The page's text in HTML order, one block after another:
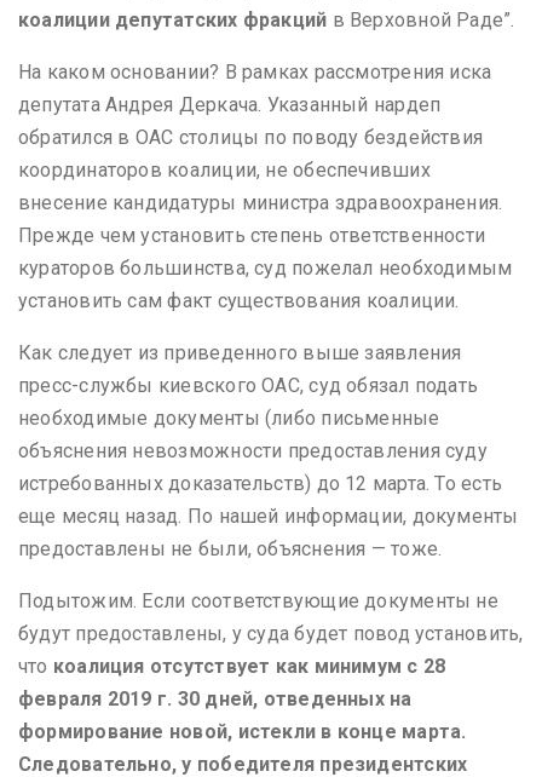
коалиции депутатских фракций в Верховной Раде”.
На каком основании? В рамках рассмотрения иска
депутата Андрея Деркача. Указанный нардеп
обратился в ОАС столицы по поводу бездействия
координаторов коалиции, не обеспечивших
внесение кандидатуры министра здравоохранения.
Прежде чем установить степень ответственности
кураторов большинства, суд пожелал необходимым
установить сам факт существования коалиции.
Как следует из приведенного выше заявления
пресс-службы киевского ОАС, суд обязал подать
необходимые документы (либо письменные
объяснения невозможности предоставления суду
истребованных доказательств) до 12 марта. То есть
еще месяц назад. По нашей информации, документы
предоставлены не были, объяснения — тоже.
Подытожим. Если соответствующие документы не
будут предоставлены, у суда будет повод установить,
что коалиция отсутствует как минимум с 28
февраля 2019 г. 30 дней, отведенных на
формирование новой, истекли в конце марта.
Следовательно, у победителя президентских